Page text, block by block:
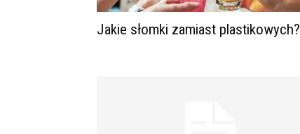
Jakie słomki zamiast plastikowych?